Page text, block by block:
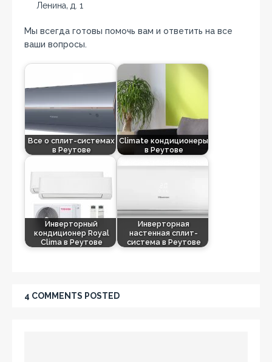
Ленина‚ д. 1
Мы всегда готовы помочь вам и ответить на все
ваши вопросы.
Все о сплит-системах
в Реутове
Climate кондиционеры
в Реутове
Инверторный
кондиционер Royal
Clima в Реутове
Инверторная
настенная сплит-
система в Реутове
4 COMMENTS POSTED